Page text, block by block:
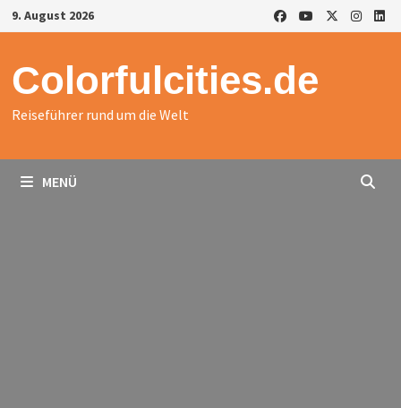
Zurück
zum
9. August 2026
Colorfulcities.de
Reiseführer rund um die Welt
MENÜ